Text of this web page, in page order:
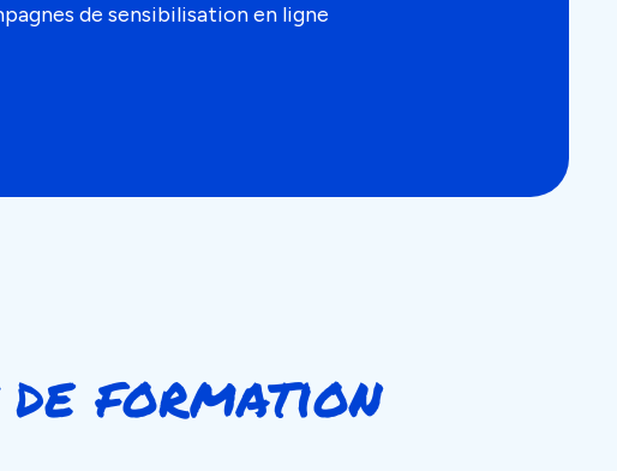
de sensibilisation en ligne
formation